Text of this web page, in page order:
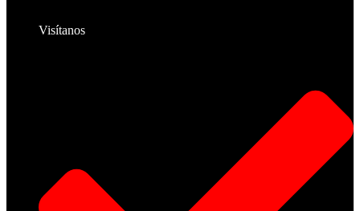
Visítanos